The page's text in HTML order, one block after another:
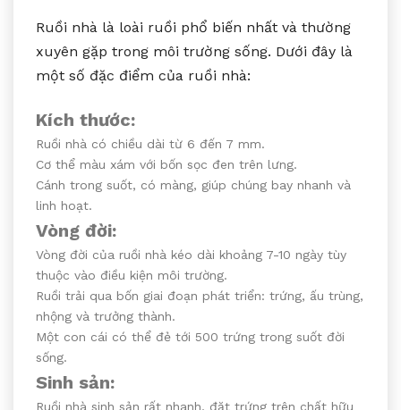
Ruồi nhà là loài ruồi phổ biến nhất và thường
xuyên gặp trong môi trường sống. Dưới đây là
một số đặc điểm của ruồi nhà:
Kích thước:
Ruồi nhà có chiều dài từ 6 đến 7 mm.
Cơ thể màu xám với bốn sọc đen trên lưng.
Cánh trong suốt, có màng, giúp chúng bay nhanh và
linh hoạt.
Vòng đời:
Vòng đời của ruồi nhà kéo dài khoảng 7-10 ngày tùy
thuộc vào điều kiện môi trường.
Ruồi trải qua bốn giai đoạn phát triển: trứng, ấu trùng,
nhộng và trưởng thành.
Một con cái có thể đẻ tới 500 trứng trong suốt đời
sống.
Sinh sản:
Ruồi nhà sinh sản rất nhanh, đặt trứng trên chất hữu